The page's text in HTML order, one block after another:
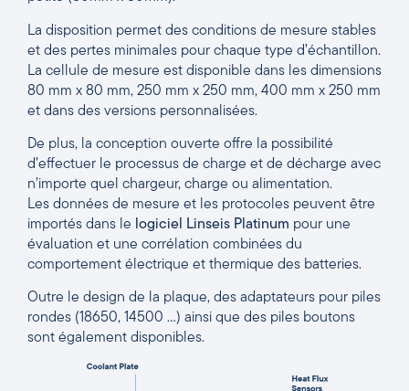
La disposition permet des conditions de mesure stables
et des pertes minimales pour chaque type d’échantillon.
La cellule de mesure est disponible dans les dimensions
80 mm x 80 mm, 250 mm x 250 mm, 400 mm x 250 mm
et dans des versions personnalisées.
De plus, la conception ouverte offre la possibilité
d’effectuer le processus de charge et de décharge avec
n’importe quel chargeur, charge ou alimentation.
Les données de mesure et les protocoles peuvent être
importés dans le logiciel Linseis Platinum pour une
évaluation et une corrélation combinées du
comportement électrique et thermique des batteries.
Outre le design de la plaque, des adaptateurs pour piles
rondes (18650, 14500 …) ainsi que des piles boutons
sont également disponibles.